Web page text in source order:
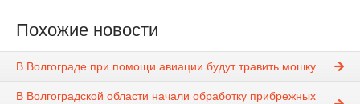
Похожие новости
В Волгограде при помощи авиации будут травить мошку
В Волгоградской области начали обработку прибрежных